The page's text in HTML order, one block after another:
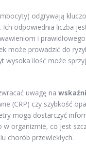
odgrywają
Ich odpowiednia liczba
i
może prowadzić do
wysoka ilość może
uwagę na
(CRP) czy szybkość
mogą dostarczyć
w organizmie, co jest
chorób przewlekłych.